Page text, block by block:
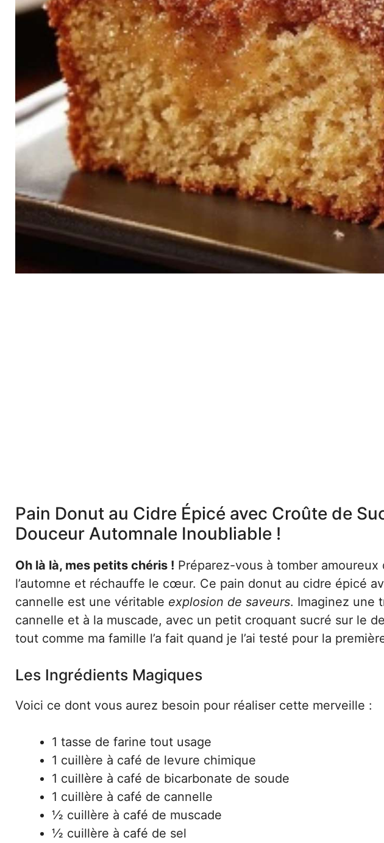
Pain Donut au Cidre Épicé avec Croûte de
Douceur Automnale Inoubliable !
Oh là là, mes petits chéris ! Préparez-vous à tomber amoureux
l’automne et réchauffe le cœur. Ce pain donut au cidre épicé
cannelle est une véritable explosion de saveurs. Imaginez une
cannelle et à la muscade, avec un petit croquant sucré sur le
tout comme ma famille l’a fait quand je l’ai testé pour la
Les Ingrédients Magiques
Voici ce dont vous aurez besoin pour réaliser cette merveille :
1 tasse de farine tout usage
1 cuillère à café de levure chimique
1 cuillère à café de bicarbonate de soude
1 cuillère à café de cannelle
½ cuillère à café de muscade
½ cuillère à café de sel